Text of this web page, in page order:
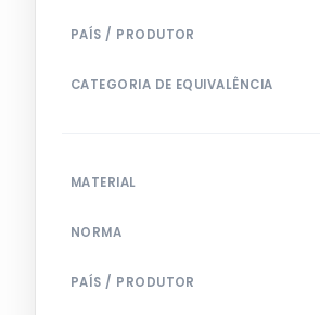
PAÍS / PRODUTOR
CATEGORIA DE EQUIVALÊNCIA
MATERIAL
NORMA
PAÍS / PRODUTOR